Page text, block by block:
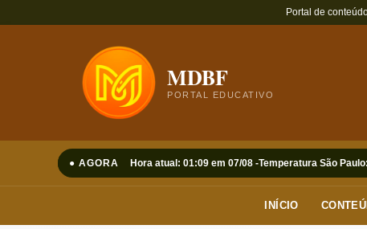
Portal de
MDBF
PORTAL EDUCATIVO
● AGORA Hora atual: 01:09 em 07/08 -Temperatura São
INÍCIO